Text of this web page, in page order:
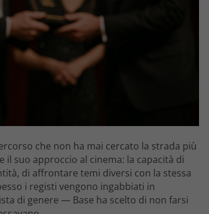
che non ha mai cercato la strada più
il suo approccio al cinema: la capacità di
di affrontare temi diversi con la stessa
i registi vengono ingabbiati in
di genere — Base ha scelto di non farsi